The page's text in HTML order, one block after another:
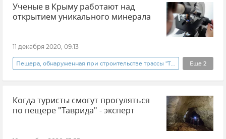
Ученые в Крыму работают над
открытием уникального минерала
11 декабря 2020, 09:13
Еще 2
Пещера, обнаруженная при строительстве трассы "Таврида"
Общество Новости
Когда туристы смогут прогуляться
по пещере "Таврида" - эксперт